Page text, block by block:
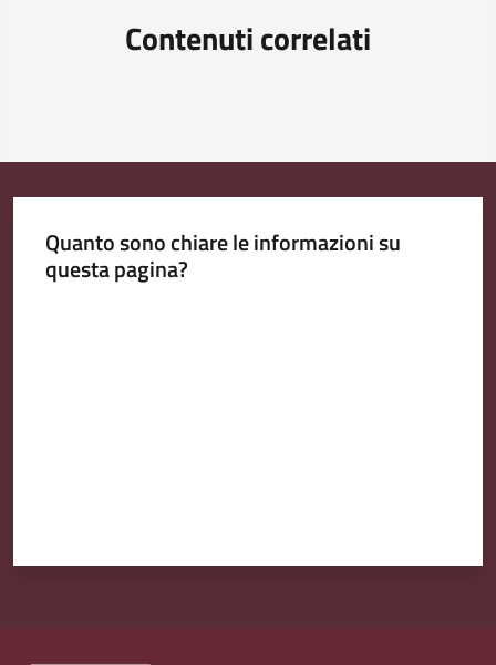
Contenuti correlati
Quanto sono chiare le informazioni su
questa pagina?